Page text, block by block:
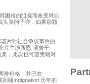
困难的阻挠而改变对自
头脑的子弹，如果那颗
片对社会争议事件的
片主演西恩·潘曾于
，此次也可望凭藉对
种价格，并已在
顾Indignation 历年的